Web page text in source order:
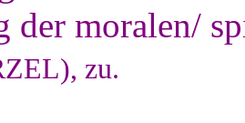
der moralen/
zu.